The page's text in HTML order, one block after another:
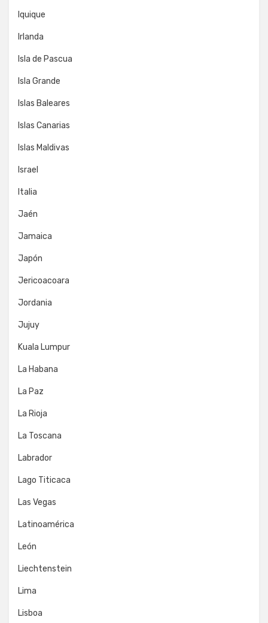
Iquique
Irlanda
Isla de Pascua
Isla Grande
Islas Baleares
Islas Canarias
Islas Maldivas
Israel
Italia
Jaén
Jamaica
Japón
Jericoacoara
Jordania
Jujuy
Kuala Lumpur
La Habana
La Paz
La Rioja
La Toscana
Labrador
Lago Titicaca
Las Vegas
Latinoamérica
León
Liechtenstein
Lima
Lisboa